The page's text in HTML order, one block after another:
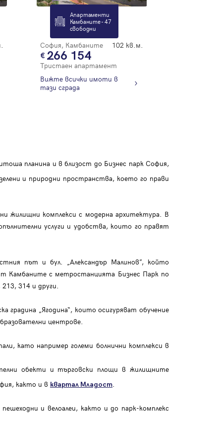
Апартаменти
Камбаните - 47
свободни
София, Камбаните 102 кв.м.
266 154
Тристаен апартамент
Вижте всички имоти в
тази сграда
планина и в близост до Бизнес парк София,
и природни пространства, което го прави
жилищни комплекси с модерна архитектура. В
услуги и удобства, които го правят
път и бул. „Александър Малинов”, който
Камбаните с метростанцията Бизнес Парк по
314 и други.
„Ягодина“, които осигуряват обучение
центрове.
като например големи болнични комплекси в
обекти и търговски площи в жилищните
както и в квартал Младост.
и велоалеи, както и до парк-комплекс